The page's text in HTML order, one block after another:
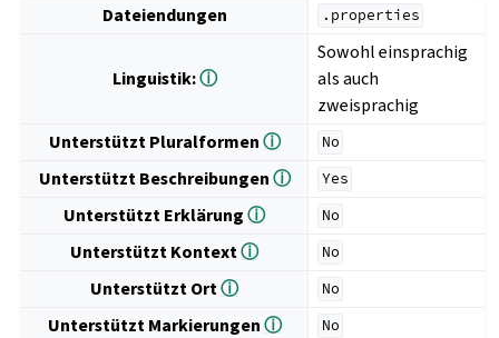
Dateiendungen .properties
Linguistik:ⓘ
Sowohl einsprachig
als auch
zweisprachig
Unterstützt Pluralformenⓘ No
Unterstützt Beschreibungenⓘ Yes
Unterstützt Erklärungⓘ No
Unterstützt Kontextⓘ No
Unterstützt Ortⓘ No
Unterstützt Markierungenⓘ No